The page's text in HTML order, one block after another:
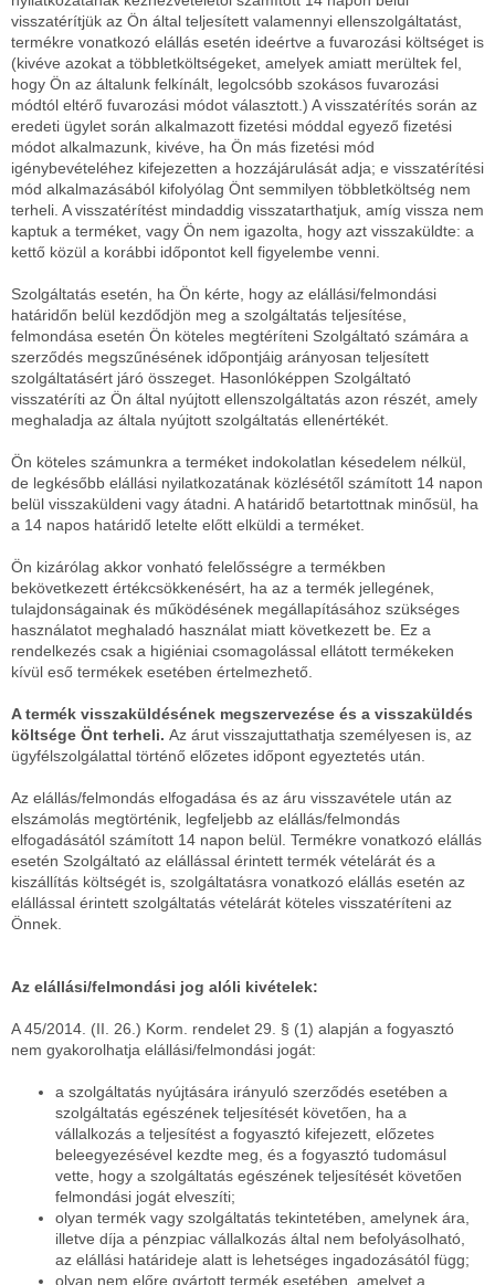
visszatérítjük az Ön által teljesített valamennyi ellenszolgáltatást,
termékre vonatkozó elállás esetén ideértve a fuvarozási költséget is
(kivéve azokat a többletköltségeket, amelyek amiatt merültek fel,
hogy Ön az általunk felkínált, legolcsóbb szokásos fuvarozási
módtól eltérő fuvarozási módot választott.) A visszatérítés során az
eredeti ügylet során alkalmazott fizetési móddal egyező fizetési
módot alkalmazunk, kivéve, ha Ön más fizetési mód
igénybevételéhez kifejezetten a hozzájárulását adja; e visszatérítési
mód alkalmazásából kifolyólag Önt semmilyen többletköltség nem
terheli. A visszatérítést mindaddig visszatarthatjuk, amíg vissza nem
kaptuk a terméket, vagy Ön nem igazolta, hogy azt visszaküldte: a
kettő közül a korábbi időpontot kell figyelembe venni.
Szolgáltatás esetén, ha Ön kérte, hogy az elállási/felmondási
határidőn belül kezdődjön meg a szolgáltatás teljesítése,
felmondása esetén Ön köteles megtéríteni Szolgáltató számára a
szerződés megszűnésének időpontjáig arányosan teljesített
szolgáltatásért járó összeget. Hasonlóképpen Szolgáltató
visszatéríti az Ön által nyújtott ellenszolgáltatás azon részét, amely
meghaladja az általa nyújtott szolgáltatás ellenértékét.
Ön köteles számunkra a terméket indokolatlan késedelem nélkül,
de legkésőbb elállási nyilatkozatának közlésétől számított 14 napon
belül visszaküldeni vagy átadni. A határidő betartottnak minősül, ha
a 14 napos határidő letelte előtt elküldi a terméket.
Ön kizárólag akkor vonható felelősségre a termékben
bekövetkezett értékcsökkenésért, ha az a termék jellegének,
tulajdonságainak és működésének megállapításához szükséges
használatot meghaladó használat miatt következett be. Ez a
rendelkezés csak a higiéniai csomagolással ellátott termékeken
kívül eső termékek esetében értelmezhető.
A termék visszaküldésének megszervezése és a visszaküldés
költsége Önt terheli. Az árut visszajuttathatja személyesen is, az
ügyfélszolgálattal történő előzetes időpont egyeztetés után.
Az elállás/felmondás elfogadása és az áru visszavétele után az
elszámolás megtörténik, legfeljebb az elállás/felmondás
elfogadásától számított 14 napon belül. Termékre vonatkozó elállás
esetén Szolgáltató az elállással érintett termék vételárát és a
kiszállítás költségét is, szolgáltatásra vonatkozó elállás esetén az
elállással érintett szolgáltatás vételárát köteles visszatéríteni az
Önnek.
Az elállási/felmondási jog alóli kivételek:
A 45/2014. (II. 26.) Korm. rendelet 29. § (1) alapján a fogyasztó
nem gyakorolhatja elállási/felmondási jogát:
a szolgáltatás nyújtására irányuló szerződés esetében a
szolgáltatás egészének teljesítését követően, ha a
vállalkozás a teljesítést a fogyasztó kifejezett, előzetes
beleegyezésével kezdte meg, és a fogyasztó tudomásul
vette, hogy a szolgáltatás egészének teljesítését követően
felmondási jogát elveszíti;
olyan termék vagy szolgáltatás tekintetében, amelynek ára,
illetve díja a pénzpiac vállalkozás által nem befolyásolható,
az elállási határideje alatt is lehetséges ingadozásától függ;
olyan nem előre gyártott termék esetében, amelyet a